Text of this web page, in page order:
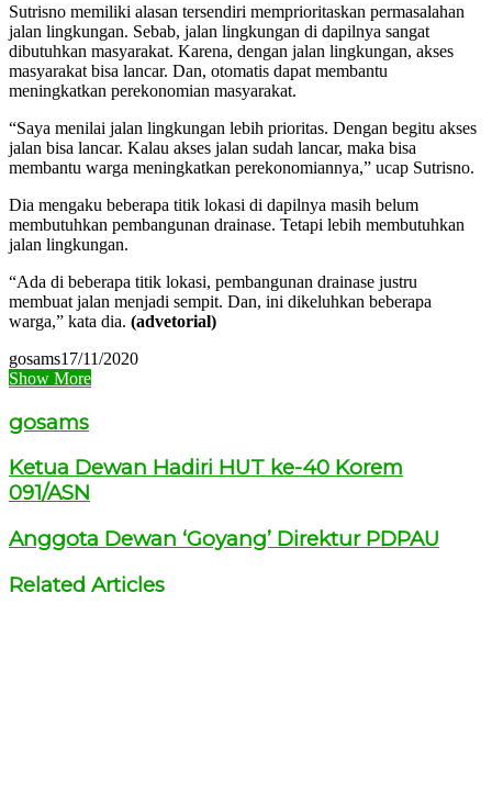
Sutrisno memiliki alasan tersendiri memprioritaskan permasalahan
jalan lingkungan. Sebab, jalan lingkungan di dapilnya sangat
dibutuhkan masyarakat. Karena, dengan jalan lingkungan, akses
masyarakat bisa lancar. Dan, otomatis dapat membantu
meningkatkan perekonomian masyarakat.
“Saya menilai jalan lingkungan lebih prioritas. Dengan begitu akses
jalan bisa lancar. Kalau akses jalan sudah lancar, maka bisa
membantu warga meningkatkan perekonomiannya,” ucap Sutrisno.
Dia mengaku beberapa titik lokasi di dapilnya masih belum
membutuhkan pembangunan drainase. Tetapi lebih membutuhkan
jalan lingkungan.
“Ada di beberapa titik lokasi, pembangunan drainase justru
membuat jalan menjadi sempit. Dan, ini dikeluhkan beberapa
warga,” kata dia. (advetorial)
gosams17/11/2020
Show More
gosams
Ketua Dewan Hadiri HUT ke-40 Korem
091/ASN
Anggota Dewan ‘Goyang’ Direktur PDPAU
Related Articles